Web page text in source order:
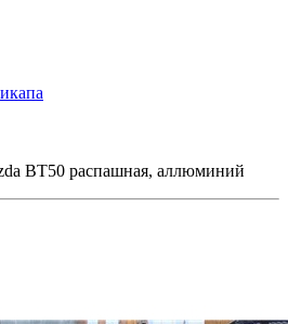
BT50 распашная, аллюминий